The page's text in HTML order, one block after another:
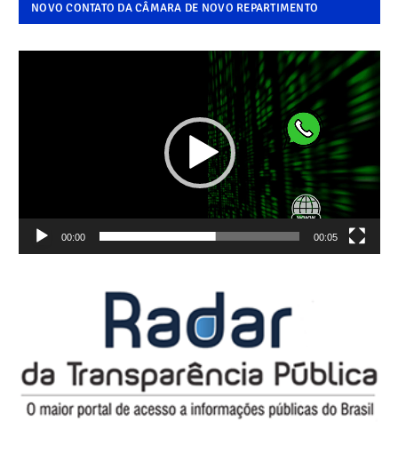
NOVO CONTATO DA CÂMARA DE NOVO REPARTIMENTO
00:00 00:05